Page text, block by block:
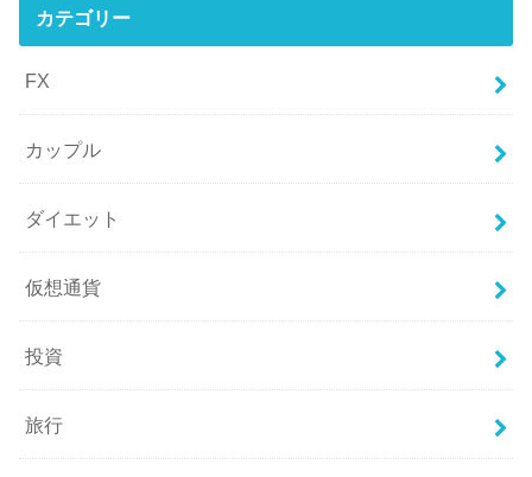
カテゴリー
FX
カップル
ダイエット
仮想通貨
投資
旅行